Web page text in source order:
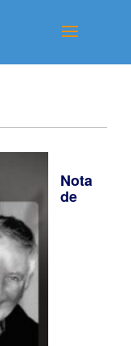
Nota
de